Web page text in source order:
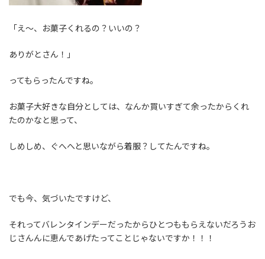
「え～、お菓子くれるの？いいの？
ありがとさん！」
ってもらったんですね。
お菓子大好きな自分としては、なんか買いすぎて余ったからくれ
たのかなと思って、
しめしめ、ぐへへと思いながら着服？してたんですね。
でも今、気づいたですけど、
それってバレンタインデーだったからひとつももらえないだろうお
じさんんに恵んであげたってことじゃないですか！！！